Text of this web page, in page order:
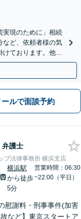
実現のために」相続
など、依頼者様の気
けております。他士
可】
ールで面談予約
弁護士
プ法律事務所 横浜支店
横浜駅
から徒歩
5分
営業時間：06:30
~22:00（平日）
慰謝料・刑事事件(加害
など】東京スタートア